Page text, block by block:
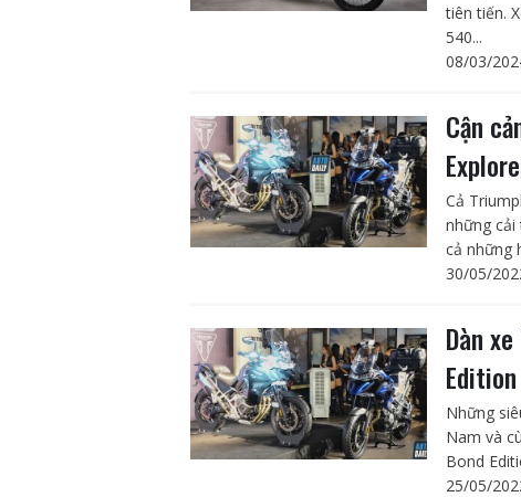
tiên tiến.
540...
08/03/
Cận
Cả
những
cả những
30/05/
Dàn
Những
Nam và
Bond
25/05/